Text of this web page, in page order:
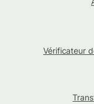
Vérificateur